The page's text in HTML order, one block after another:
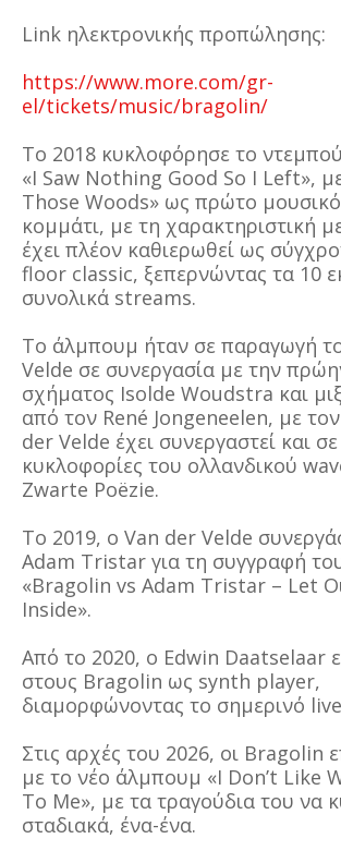
Link ηλεκτρονικής προπώλησης:
https://www.more.com/gr-
el/tickets/music/bragolin/
Το 2018 κυκλοφόρησε το
«I Saw Nothing Good So I Left»,
Those Woods» ως πρώτο
κομμάτι, με τη χαρακτηριστική
έχει πλέον καθιερωθεί ως
floor classic, ξεπερνώντας τα 10
συνολικά streams.
Το άλμπουμ ήταν σε παραγωγή
Velde σε συνεργασία με την
σχήματος Isolde Woudstra και
από τον René Jongeneelen, με
der Velde έχει συνεργαστεί και
κυκλοφορίες του ολλανδικού
Zwarte Poëzie.
Το 2019, ο Van der Velde
Adam Tristar για τη συγγραφή
«Bragolin vs Adam Tristar – Let
Inside».
Από το 2020, ο Edwin Daatselaar
στους Bragolin ως synth player,
διαμορφώνοντας το σημερινό
Στις αρχές του 2026, οι Bragolin
με το νέο άλμπουμ «I Don’t Like
To Me», με τα τραγούδια του να
σταδιακά, ένα-ένα.